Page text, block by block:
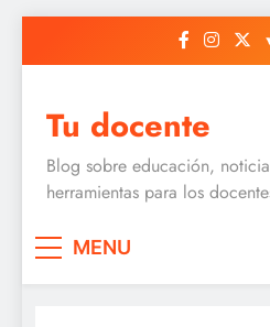
Tu docente
Blog sobre educación,
herramientas para los
MENU